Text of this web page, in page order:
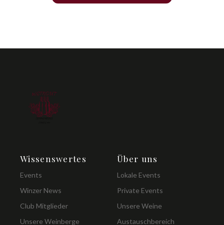
Wissenswertes
Events
Winzer News
Club Mitglieder
Unsere Weinberge
Über uns
Lokale Events
Private Events
Unsere Weine
Austauschbereich